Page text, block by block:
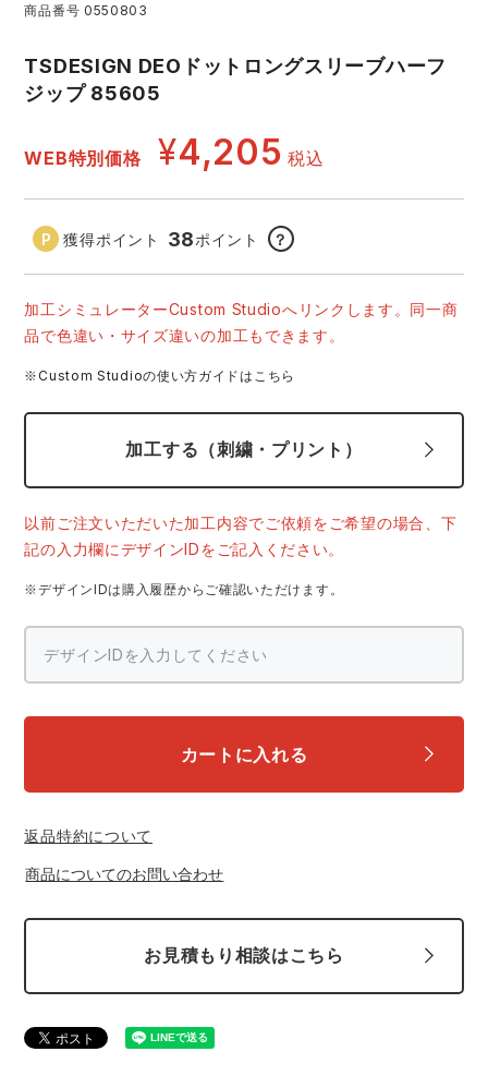
刺繍・プリント加工対象商品
アイトス ランキング
ジーベック ランキング
作業着
ニット
ファン付きウェア
カジュアル
エアークラフト
サーヴォ セロリー 大阪支店
アタックベース サンエス
中塚被服 イーブンリバー
商品番号 0550803
TSDESIGN DEOドットロングスリーブハーフ
ジップ 85605
WEB特別価格 ¥4,205 税込
獲得ポイント 38ポイント ？
加工シミュレーターCustom Studioへリンクします。同一商
品で色違い・サイズ違いの加工もできます。
※Custom Studioの使い方ガイドはこちら
加工する（刺繍・プリント）
以前ご注文いただいた加工内容でご依頼をご希望の場合、下
記の入力欄にデザインIDをご記入ください。
※デザインIDは購入履歴からご確認いただけます。
カートに入れる
返品特約について
商品についてのお問い合わせ
お見積もり相談はこちら